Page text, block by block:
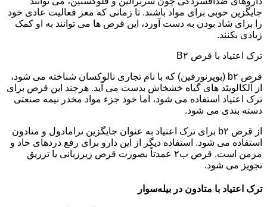
جایگزین خوبی برای مواد باشند. تا زمانی که مغز فعالیت عادی خود
را برای شاد بودن به دست آورد، این قرص ها می توانند به او کمک
زیادی بکنند.
ترک اعتیاد با قرص B۲
قرص b۲ (بوپرنورفین) که با نام تجاری نالوکسان شناخته می شود،
از آلکالویئد های گیاه خشخاش بدست می آید. هرچند این قرص برای
ترک اعتیاد استفاده می شود، اما خود جزء مواد مخدر نیمه صنعتی
دسته بندی می شود.
از قرص b۲ برای ترک اعتیاد به عنوان جایگزین ترامادول و متادون
استفاده می شود. استفاده دیگر از این دارو برای رفع دردهای حاد و
مزمن است. قرص ب۲ عمدتاً بصورت قرص زیرزبانی یا تزریق
تجویز می شود.
ترک اعتیاد با متادون در بیله‌سوار